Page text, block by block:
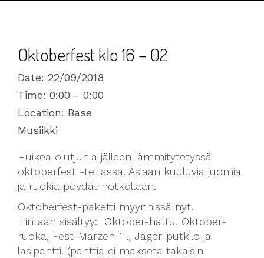
Oktoberfest klo 16 – 02
Date: 22/09/2018
Time: 0:00 - 0:00
Location: Base
Musiikki
Huikea olutjuhla jälleen lämmitytetyssä
oktoberfest -teltassa. Asiaan kuuluvia juomia
ja ruokia pöydät notkollaan.
Oktoberfest-paketti myynnissä nyt.
Hintaan sisältyy: Oktober-hattu, Oktober-
ruoka, Fest-Märzen 1 l, Jäger-putkilo ja
lasipantti. (panttia ei makseta takaisin